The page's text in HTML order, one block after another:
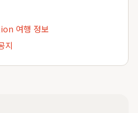
여행 정보
지